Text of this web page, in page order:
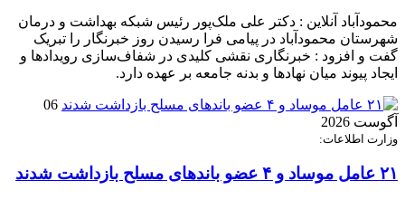
محمودآباد آنلاین : دکتر علی ملک‌پور رئیس شبکه بهداشت و درمان
شهرستان محمودآباد در پیامی فرا رسیدن روز خبرنگار را تبریک
گفت و افزود : خبرنگاری نقشی کلیدی در شفاف‌سازی رویدادها و
ایجاد پیوند میان نهادها و بدنه جامعه بر عهده دارد.
06
آگوست 2026
وزارت اطلاعات:
۲۱ عامل موساد و ۴ عضو باند‌های مسلح بازداشت شدند